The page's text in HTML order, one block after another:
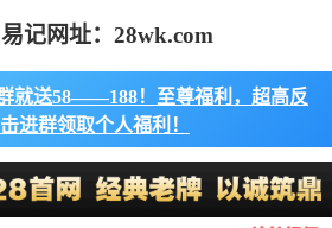
易记网址：28wk.com